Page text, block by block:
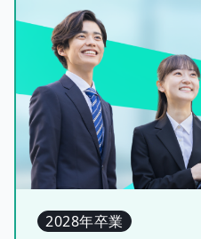
2028年卒業